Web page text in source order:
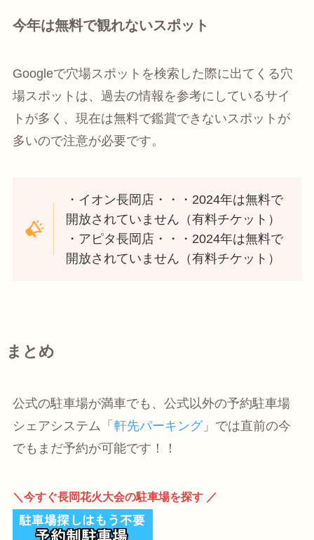
今年は無料で観れないスポット
Googleで穴場スポットを検索した際に出てくる穴
場スポットは、過去の情報を参考にしているサイ
トが多く、現在は無料で鑑賞できないスポットが
多いので注意が必要です。
・イオン長岡店・・・2024年は無料で
開放されていません（有料チケット）
・アピタ長岡店・・・2024年は無料で
開放されていません（有料チケット）
まとめ
公式の駐車場が満車でも、公式以外の予約駐車場
シェアシステム「 軒先パーキング」では直前の今
でもまだ予約が可能です！！
＼今すぐ長岡花火大会の駐車場を探す ／